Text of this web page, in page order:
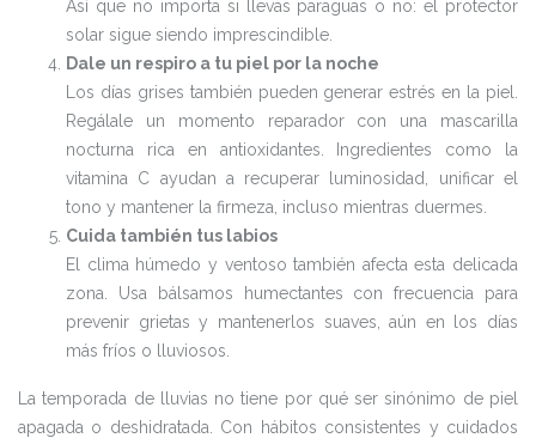
Así que no importa si llevas paraguas o no: el protector
solar sigue siendo imprescindible.
Dale un respiro a tu piel por la noche
Los días grises también pueden generar estrés en la piel.
Regálale un momento reparador con una mascarilla
nocturna rica en antioxidantes. Ingredientes como la
vitamina C ayudan a recuperar luminosidad, unificar el
tono y mantener la firmeza, incluso mientras duermes.
Cuida también tus labios
El clima húmedo y ventoso también afecta esta delicada
zona. Usa bálsamos humectantes con frecuencia para
prevenir grietas y mantenerlos suaves, aún en los días
más fríos o lluviosos.
La temporada de lluvias no tiene por qué ser sinónimo de piel
apagada o deshidratada. Con hábitos consistentes y cuidados